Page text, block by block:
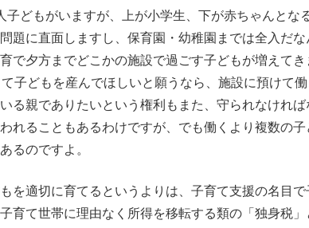
どもがいますが、上が小学生、下が赤ちゃんとな
題に直面しますし、保育園・幼稚園までは全入だ
で夕方までどこかの施設で過ごす子どもが増えて
子どもを産んでほしいと願うなら、施設に預けて
る親でありたいという権利もまた、守られなければ
れることもあるわけですが、でも働くより複数の
るのですよ。
を適切に育てるというよりは、子育て支援の名目
育て世帯に理由なく所得を移転する類の「独身税